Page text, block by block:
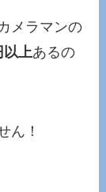
メラマンの
以上あるの
ん！